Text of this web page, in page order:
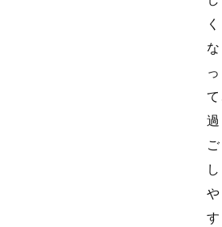
く
な
っ
て
過
ご
し
や
す